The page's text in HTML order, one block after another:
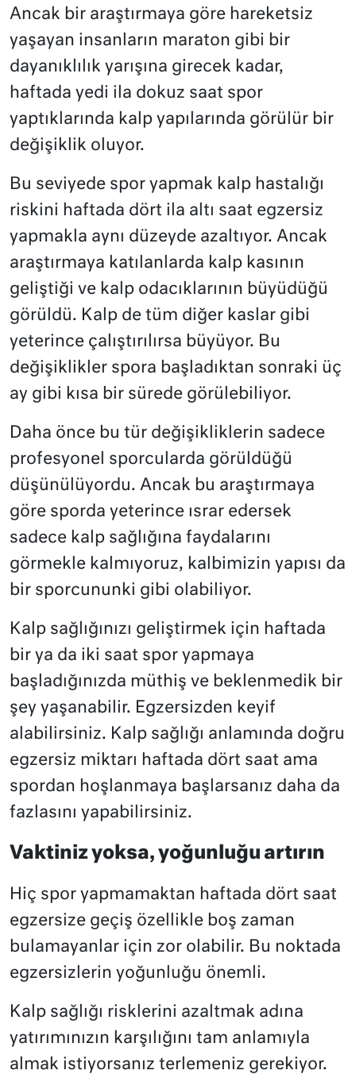
Ancak bir araştırmaya göre hareketsiz
yaşayan insanların maraton gibi bir
dayanıklılık yarışına girecek kadar,
haftada yedi ila dokuz saat spor
yaptıklarında kalp yapılarında görülür bir
değişiklik oluyor.
Bu seviyede spor yapmak kalp hastalığı
riskini haftada dört ila altı saat egzersiz
yapmakla aynı düzeyde azaltıyor. Ancak
araştırmaya katılanlarda kalp kasının
geliştiği ve kalp odacıklarının büyüdüğü
görüldü. Kalp de tüm diğer kaslar gibi
yeterince çalıştırılırsa büyüyor. Bu
değişiklikler spora başladıktan sonraki üç
ay gibi kısa bir sürede görülebiliyor.
Daha önce bu tür değişikliklerin sadece
profesyonel sporcularda görüldüğü
düşünülüyordu. Ancak bu araştırmaya
göre sporda yeterince ısrar edersek
sadece kalp sağlığına faydalarını
görmekle kalmıyoruz, kalbimizin yapısı da
bir sporcununki gibi olabiliyor.
Kalp sağlığınızı geliştirmek için haftada
bir ya da iki saat spor yapmaya
başladığınızda müthiş ve beklenmedik bir
şey yaşanabilir. Egzersizden keyif
alabilirsiniz. Kalp sağlığı anlamında doğru
egzersiz miktarı haftada dört saat ama
spordan hoşlanmaya başlarsanız daha da
fazlasını yapabilirsiniz.
Vaktiniz yoksa, yoğunluğu artırın
Hiç spor yapmamaktan haftada dört saat
egzersize geçiş özellikle boş zaman
bulamayanlar için zor olabilir. Bu noktada
egzersizlerin yoğunluğu önemli.
Kalp sağlığı risklerini azaltmak adına
yatırımınızın karşılığını tam anlamıyla
almak istiyorsanız terlemeniz gerekiyor.